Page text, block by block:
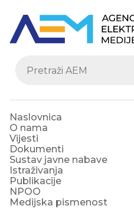
Naslovnica
O nama
Vijesti
Dokumenti
Sustav javne nabave
Istraživanja
Publikacije
NPOO
Medijska pismenost